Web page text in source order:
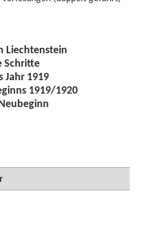
Liechtenstein
Schritte
Jahr 1919
1919/1920